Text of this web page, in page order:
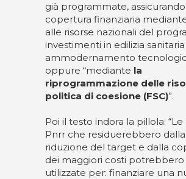
già programmate,
copertura finanziaria
alle risorse nazionali del
investimenti in edilizia
ammodernamento
oppure “mediante la
riprogrammazione delle
politica di coesione (FSC)”.
Poi il testo indora la pillola: “Le
Pnrr che residuerebbero dalla
riduzione del target e dalla
dei maggiori costi potrebbero
utilizzate per: finanziare una